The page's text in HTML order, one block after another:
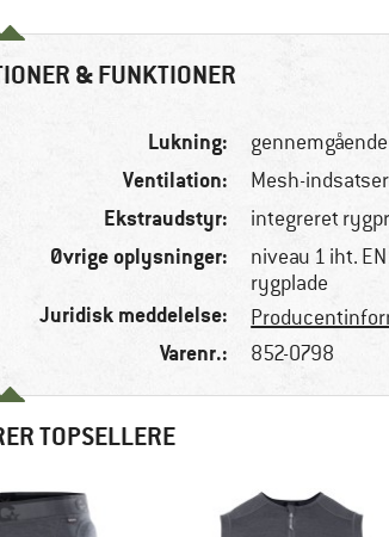
& FUNKTIONER
Lukning:
Ventilation: Mesh-indsatser
Ekstraudstyr: integreret
Øvrige oplysninger:
niveau 1 iht.
rygplade
Juridisk meddelelse:
Varenr.: 852-0798
TOPSELLERE